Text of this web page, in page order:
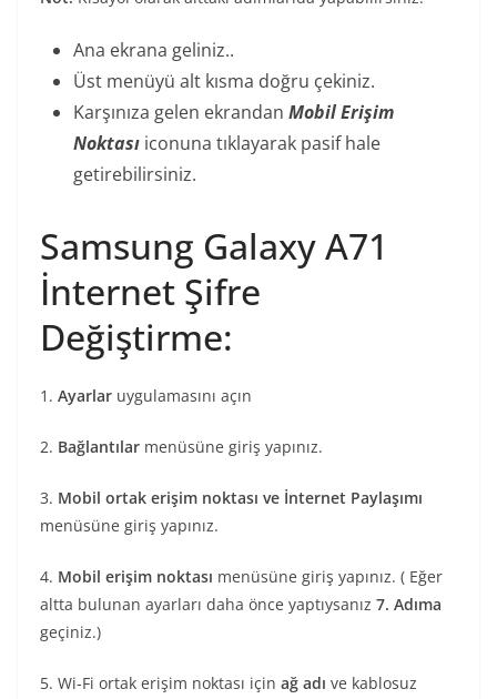
Ana ekrana geliniz..
Üst menüyü alt kısma doğru çekiniz.
Karşınıza gelen ekrandan Mobil Erişim
Noktası iconuna tıklayarak pasif hale
getirebilirsiniz.
Samsung Galaxy A71
İnternet Şifre
Değiştirme:
1. Ayarlar uygulamasını açın
2. Bağlantılar menüsüne giriş yapınız.
3. Mobil ortak erişim noktası ve İnternet Paylaşımı
menüsüne giriş yapınız.
4. Mobil erişim noktası menüsüne giriş yapınız. ( Eğer
altta bulunan ayarları daha önce yaptıysanız 7. Adıma
geçiniz.)
5. Wi-Fi ortak erişim noktası için ağ adı ve kablosuz